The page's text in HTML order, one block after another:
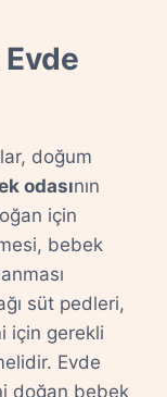
doğum
odasının
için
bebek
süt pedleri,
için gerekli
Evde
doğan bebek